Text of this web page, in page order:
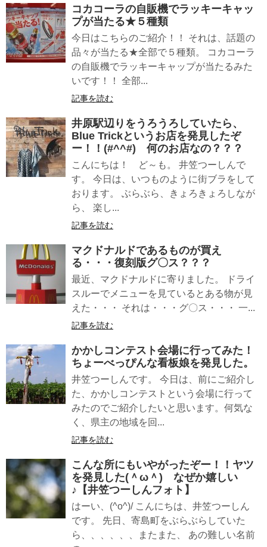
コカコーラの自販機でラッキーキャッ
プが当たる★５種類
今日はこちらのご紹介！！ それは、話題の
品々が当たる★全部で５種類。 コカコーラ
の自販機でラッキーキャップが当たるみた
いです！！ 全部...
記事を読む
井原駅辺りをうろうろしていたら、
Blue Trickというお店を発見したぞ
ー！！(#^^#) 何のお店なの？？？
こんにちは！ ど～も。 井笠つーしんで
す。 今日は、いつものように街ブラをして
おります。 ぶらぶら、きょろきょろしなが
ら、 楽し...
記事を読む
マクドナルドであるものが買え
る・・・復刻版グ〇ス？？？
最近、マクドナルドに寄りました。 ドライ
スルーでメニューを見ているとある物が見
えた・・・ それは・・・グ〇ス・・・ 一...
記事を読む
かかしコンテスト会場に行ってみた！
ちょーべっぴんな看板娘を発見した。
井笠つーしんです。 今日は、前にご紹介し
た、かかしコンテストという会場に行って
みたのでご紹介したいと思います。何気な
く、県主の地域を回...
記事を読む
こんな所にもいやがったぞー！！ヤツ
を発見した(＾ω＾) なぜか嬉しい
♪【井笠つーしんフォト】
はーい、(^o^)/ こんにちは、井笠つーしん
です。 先日、寄島町をぶらぶらしていた
ら、、、、、、またまた、 あの難しい名前